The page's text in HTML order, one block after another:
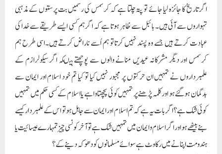
اگر تاریخ کا جائزہ لیا جائے تو پتہ چلتا ہے کہ کرسمس کی رسمیں بت پرستوں کے مذہبی
تہواروں سے آئی ہیں۔ بائبل سے ظاہر ہوتا ہے کہ اگر ہم کسی ایسے طریقے سے خدا کی
عبادت کرتے ہیں جسے وہ پسند نہیں کرتا تو ہم اُسے ناراض کرتے ہیں۔اسی طرح ہم
کرسمس اور دیگر مشرکانہ عیدیں منانے والوں سے پوچھتے ہیںکہ اگر سیکولرازم کے
علمبرداروں نے تمہیں ان حرکتوں پر مجبور نہیں کیا تو کیا تم خود اسلام اور ایمان سے
بدگمان ہوگئے ہو اور کلمہ پڑھنے پر تمہیں کوئی پچھتاوا ہے یا اسلام کے کسی حکم میں تمہیں
کوئی شک ہے؟ اگر بات یہ ہے کہ تم اسلام اور ایمان سے جاہل ہو تو اس کے علمبردار کیسے
بنے بیٹھے ہو اور اگر اسلام وایمان میں تمہیں شک ہے تو آخر کونسی چیز تمہارے عیسائیت یا
ہندومت اپنانے میں رکاوٹ ہے سوائے مسلمانوں کو دھوکہ دینے کے؟